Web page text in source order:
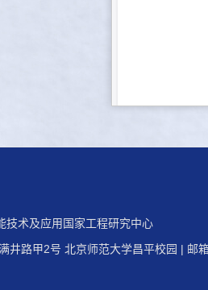
技术及应用国家工程研究中心
井路甲2号 北京师范大学昌平校园 | 邮箱